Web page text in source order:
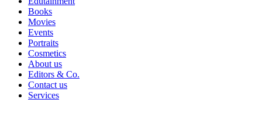
Books
Movies
Events
Portraits
Cosmetics
About us
Editors & Co.
Contact us
Services